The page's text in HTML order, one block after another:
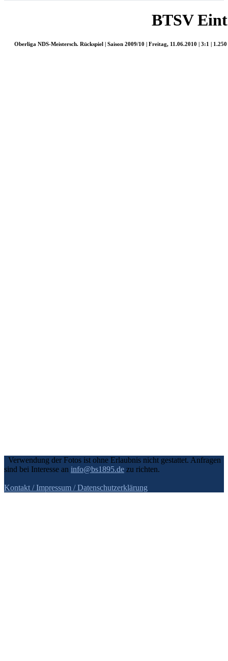
BTSV
Oberliga NDS-Meistersch. Rückspiel | Saison 2009/10 | Freitag, 11.06.2010 | 3:1 |
Verwendung der Fotos ist ohne Erlaubnis nicht gestattet. Anfragen
sind bei Interesse an info@bs1895.de zu richten.
Kontakt / Impressum / Datenschutzerklärung